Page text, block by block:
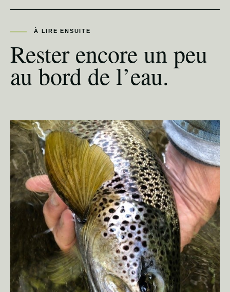
À LIRE ENSUITE
Rester encore un peu
au bord de l’eau.